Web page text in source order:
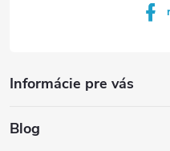
Informácie pre vás
Blog